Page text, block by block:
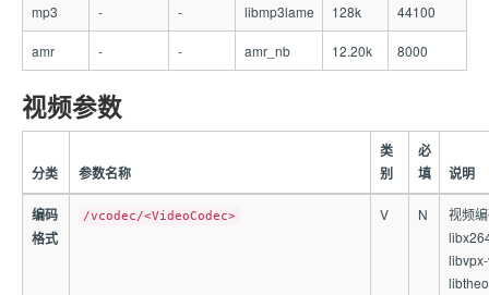
mp3 - - libmp3lame 128k 44100
amr - - amr_nb 12.20k 8000
视频参数
分类 参数名称
类
别
必
填
说明
编码
格式
/vcodec/<VideoCodec> V N
视频